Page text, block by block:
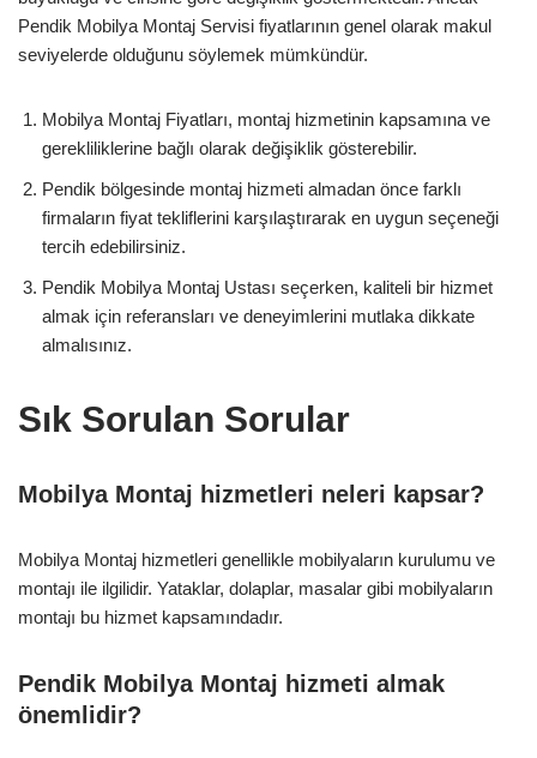
Pendik Mobilya Montaj Servisi fiyatlarının genel olarak makul
seviyelerde olduğunu söylemek mümkündür.
Mobilya Montaj Fiyatları, montaj hizmetinin kapsamına ve
gerekliliklerine bağlı olarak değişiklik gösterebilir.
Pendik bölgesinde montaj hizmeti almadan önce farklı
firmaların fiyat tekliflerini karşılaştırarak en uygun seçeneği
tercih edebilirsiniz.
Pendik Mobilya Montaj Ustası seçerken, kaliteli bir hizmet
almak için referansları ve deneyimlerini mutlaka dikkate
almalısınız.
Sık Sorulan Sorular
Mobilya Montaj hizmetleri neleri kapsar?
Mobilya Montaj hizmetleri genellikle mobilyaların kurulumu ve
montajı ile ilgilidir. Yataklar, dolaplar, masalar gibi mobilyaların
montajı bu hizmet kapsamındadır.
Pendik Mobilya Montaj hizmeti almak
önemlidir?